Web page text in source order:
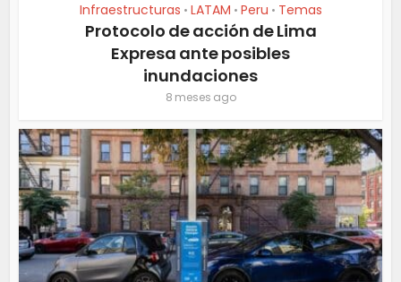
Infraestructuras • LATAM • Peru • Temas
Protocolo de acción de Lima
Expresa ante posibles
inundaciones
8 meses ago